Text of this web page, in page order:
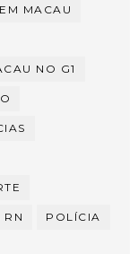
MACAU
NO G1
RN POLÍCIA